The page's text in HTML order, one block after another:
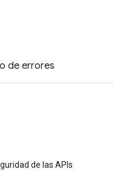
de errores
de las APIs